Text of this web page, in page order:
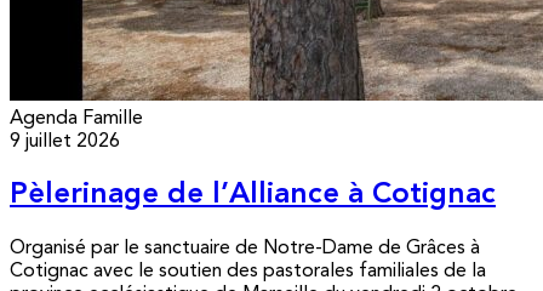
Agenda Famille
9 juillet 2026
Pèlerinage de l’Alliance à Cotignac
Organisé par le sanctuaire de Notre-Dame de Grâces à
Cotignac avec le soutien des pastorales familiales de la